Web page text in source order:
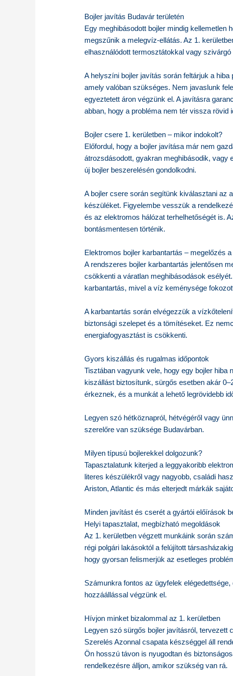
Bojler javítás Budavár területén
Egy meghibásodott bojler mindig kellemetlen
megszűnik a melegvíz-ellátás. Az 1.
elhasználódott termosztátokkal vagy szivárgó
A helyszíni bojler javítás során feltárjuk a
amely valóban szükséges. Nem javaslunk
egyeztetett áron végzünk el. A javításra
abban, hogy a probléma nem tér vissza rövid
Bojler csere 1. kerületben – mikor indokolt?
Előfordul, hogy a bojler javítása már nem
átrozsdásodott, gyakran meghibásodik, vagy
új bojler beszerelésén gondolkodni.
A bojler csere során segítünk kiválasztani az
készüléket. Figyelembe vesszük a
és az elektromos hálózat terhelhetőségét is.
bontásmentesen történik.
Elektromos bojler karbantartás – megelőzés
A rendszeres bojler karbantartás jelentősen
csökkenti a váratlan meghibásodások
karbantartás, mivel a víz keménysége
A karbantartás során elvégezzük a
biztonsági szelepet és a tömítéseket. Ez
energiafogyasztást is csökkenti.
Gyors kiszállás és rugalmas időpontok
Tisztában vagyunk vele, hogy egy bojler hiba
kiszállást biztosítunk, sürgős esetben akár
érkeznek, és a munkát a lehető legrövidebb
Legyen szó hétköznapról, hétvégéről vagy
szerelőre van szüksége Budavárban.
Milyen típusú bojlerekkel dolgozunk?
Tapasztalatunk kiterjed a leggyakoribb
literes készülékről vagy nagyobb, családi
Ariston, Atlantic és más elterjedt márkák
Minden javítást és cserét a gyártói előírások
Helyi tapasztalat, megbízható megoldások
Az 1. kerületben végzett munkáink során
régi polgári lakásoktól a felújított
hogy gyorsan felismerjük az esetleges
Számunkra fontos az ügyfelek
hozzáállással végzünk el.
Hívjon minket bizalommal az 1. kerületben
Legyen szó sürgős bojler javításról, tervezett
Szerelés Azonnal csapata készséggel áll
Ön hosszú távon is nyugodtan és
rendelkezésre álljon, amikor szükség van rá.